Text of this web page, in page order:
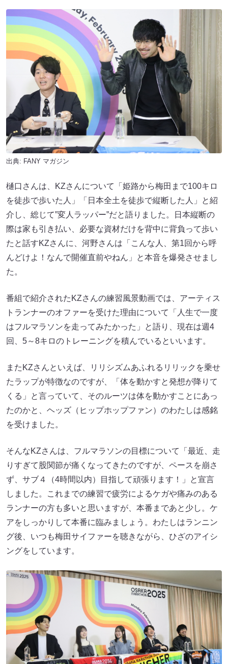
出典: FANY マガジン
樋口さんは、KZさんについて「姫路から梅田まで100キロ
を徒歩で歩いた人」「日本全土を徒歩で縦断した人」と紹
介し、総じて”変人ラッパー”だと語りました。日本縦断の
際は家も引き払い、必要な資材だけを背中に背負って歩い
たと話すKZさんに、河野さんは「こんな人、第1回から呼
んどけよ！なんで開催直前やねん」と本音を爆発させまし
た。
番組で紹介されたKZさんの練習風景動画では、アーティス
トランナーのオファーを受けた理由について「人生で一度
はフルマラソンを走ってみたかった」と語り、現在は週4
回、5～8キロのトレーニングを積んでいるといいます。
またKZさんといえば、リリシズムあふれるリリックを乗せ
たラップが特徴なのですが、「体を動かすと発想が降りて
くる」と言っていて、そのルーツは体を動かすことにあっ
たのかと、ヘッズ（ヒップホップファン）のわたしは感銘
を受けました。
そんなKZさんは、フルマラソンの目標について「最近、走
りすぎて股関節が痛くなってきたのですが、ペースを崩さ
ず、サブ４（4時間以内）目指して頑張ります！」と宣言
しました。これまでの練習で疲労によるケガや痛みのある
ランナーの方も多いと思いますが、本番まであと少し。ケ
アをしっかりして本番に臨みましょう。わたしはランニン
グ後、いつも梅田サイファーを聴きながら、ひざのアイシ
ングをしています。